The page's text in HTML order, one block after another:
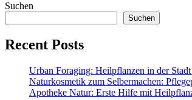
Suchen
Suchen
Recent Posts
Urban Foraging: Heilpflanzen in der
Naturkosmetik zum Selbermachen:
Apotheke Natur: Erste Hilfe mit